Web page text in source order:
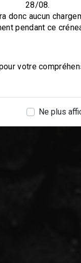
28/08.
donc aucun
pendant ce
votre
Ne plus